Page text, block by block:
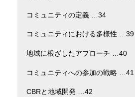
コミュニティの定義 …34
コミュニティにおける多様性 …39
地域に根ざしたアプローチ …40
コミュニティへの参加の戦略 …41
CBRと地域開発 …42